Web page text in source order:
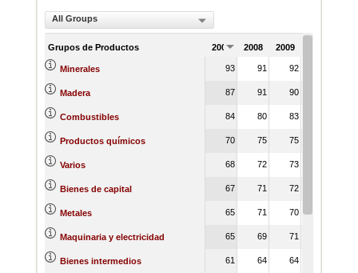
All Groups
Grupos de Productos 2007 2008 2009
Minerales 93 91 92
Madera 87 91 90
Combustibles 84 80 83
Productos químicos 70 75 75
Varios 68 72 73
Bienes de capital 67 71 72
Metales 65 71 70
Maquinaria y electricidad 65 69 71
Bienes intermedios 61 64 64